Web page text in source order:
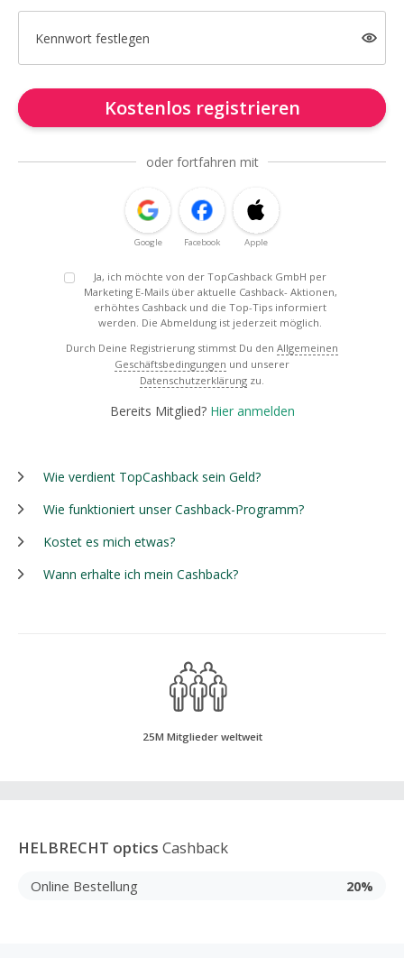
Kennwort festlegen
Kostenlos registrieren
oder fortfahren mit
Google Facebook Apple
Ja, ich möchte von der TopCashback GmbH per
Marketing E-Mails über aktuelle Cashback- Aktionen,
erhöhtes Cashback und die Top-Tips informiert
werden. Die Abmeldung ist jederzeit möglich.
Durch Deine Registrierung stimmst Du den Allgemeinen
Geschäftsbedingungen und unserer
Datenschutzerklärung zu.
Bereits Mitglied? Hier anmelden
Wie verdient TopCashback sein Geld?
Wie funktioniert unser Cashback-Programm?
Kostet es mich etwas?
Wann erhalte ich mein Cashback?
25M Mitglieder weltweit
HELBRECHT optics Cashback
Online Bestellung 20%